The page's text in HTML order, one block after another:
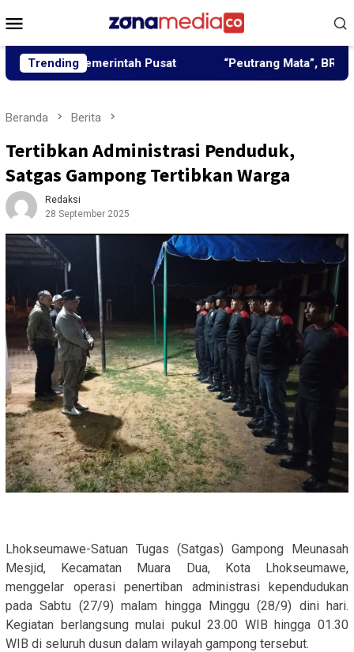
ke
Mobile
Trending
Pemerintah Pusat “Peutrang Mata”, BRA Aceh Utara
Beranda Berita
Tertibkan Administrasi Penduduk,
Satgas Gampong Tertibkan Warga
Redaksi
28 September 2025
Lhokseumawe-Satuan Tugas (Satgas) Gampong Meunasah
Mesjid, Kecamatan Muara Dua, Kota Lhokseumawe,
menggelar operasi penertiban administrasi kependudukan
pada Sabtu (27/9) malam hingga Minggu (28/9) dini hari.
Kegiatan berlangsung mulai pukul 23.00 WIB hingga 01.30
WIB di seluruh dusun dalam wilayah gampong tersebut.